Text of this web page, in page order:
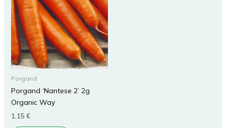
Porgand
Porgand ‘Nantese 2’ 2g
Organic Way
1,15 €